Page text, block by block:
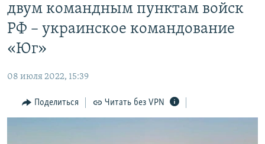
содержанию
Вернутся
главной
Вернутся
поиску
ГРУЗ 200
КАРТА ВОЕННЫХ ОБЪЕКТОВ КРЫМА
ВОДА
ИСТОРИЯ
ИНФОГРАФИКА
РАДІО СВОБОДА
КАК ОБОЙТИ БЛОКИРОВКУ
двум командным пунктам войск
РФ – украинское командование
«Юг»
08 июля 2022, 15:39
Поделиться Читать без VPN